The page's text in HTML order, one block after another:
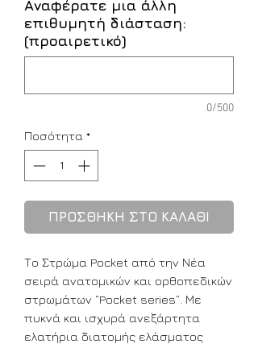
Αναφέρατε μια άλλη
επιθυμητή διάσταση:
(προαιρετικό)
0/500
Ποσότητα *
ΠΡΟΣΘΗΚΗ ΣΤΟ ΚΑΛΑΘΙ
Το Στρώμα Pocket από την Νέα
σειρά ανατομικών και ορθοπεδικών
στρωμάτων “Pocket series”. Με
πυκνά και ισχυρά ανεξάρτητα
ελατήρια διατομής ελάσματος